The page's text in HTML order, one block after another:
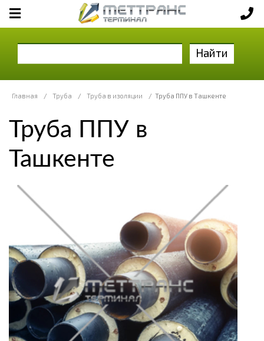
Найти
Главная / Труба / Труба в изоляции / Труба ППУ в Ташкенте
Труба ППУ в
Ташкенте